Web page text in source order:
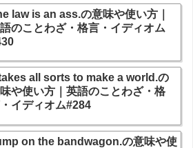
law is an ass.の意味や使い方｜
のことわざ・格言・イディオム
all sorts to make a world.の
や使い方｜英語のことわざ・格
イディオム#284
on the bandwagon.の意味や使